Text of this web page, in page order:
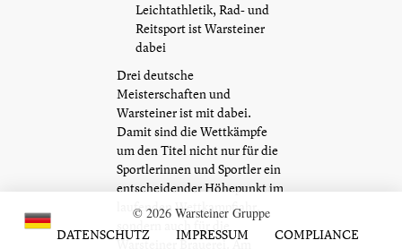
Leichtathletik, Rad- und
Reitsport ist Warsteiner
dabei
Drei deutsche
Meisterschaften und
Warsteiner ist mit dabei.
Damit sind die Wettkämpfe
um den Titel nicht nur für die
Sportlerinnen und Sportler ein
entscheidender Höhepunkt im
laufenden Wettkampfjahr,
Warsteiner Brauerei. Am
© 2026 Warsteiner Gruppe
DATENSCHUTZ
IMPRESSUM COMPLIANCE